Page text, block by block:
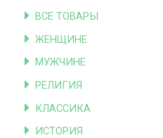
ВСЕ ТОВАРЫ
ЖЕНЩИНЕ
МУЖЧИНЕ
РЕЛИГИЯ
КЛАССИКА
ИСТОРИЯ